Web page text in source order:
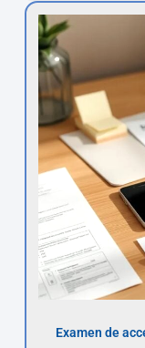
Examen de